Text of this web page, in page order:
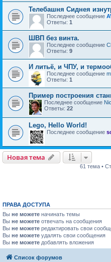
Телебашня Сиднея
Последнее сообщение
Ответы: 1
ШВП без винта.
Последнее сообщение
Ответы: 9
И литьё, и ЧПУ, и
Последнее сообщение
Ответы: 1
Пример построения
Последнее сообщение
Ответы: 22
Lego, Hello World!
Последнее сообщение
Новая тема
61 тема •
ПРАВА ДОСТУПА
Вы не можете начинать темы
Вы не можете отвечать на сообщения
Вы не можете редактировать свои
Вы не можете удалять свои сообщения
Вы не можете добавлять вложения
Список форумов